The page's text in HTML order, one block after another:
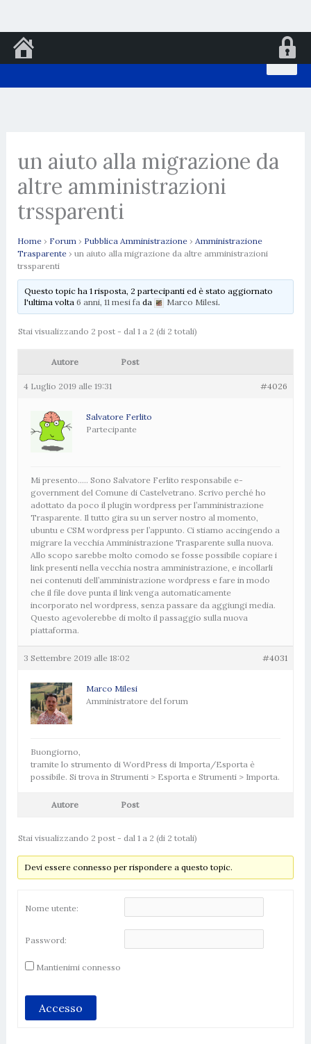
al
un aiuto alla migrazione da
altre amministrazioni
trssparenti
Home › Forum › Pubblica Amministrazione › Amministrazione
Trasparente › un aiuto alla migrazione da altre amministrazioni
trssparenti
Questo topic ha 1 risposta, 2 partecipanti ed è stato aggiornato
l'ultima volta 6 anni, 11 mesi fada Marco Milesi.
Stai visualizzando 2 post - dal 1 a 2 (di 2 totali)
Autore Post
4 Luglio 2019 alle 19:31 #4026
Salvatore Ferlito
Partecipante
Mi presento….. Sono Salvatore Ferlito responsabile e-
government del Comune di Castelvetrano. Scrivo perché ho
adottato da poco il plugin wordpress per l’amministrazione
Trasparente. Il tutto gira su un server nostro al momento,
ubuntu e CSM wordpress per l’appunto. Ci stiamo accingendo a
migrare la vecchia Amministrazione Trasparente sulla nuova.
Allo scopo sarebbe molto comodo se fosse possibile copiare i
link presenti nella vecchia nostra amministrazione, e incollarli
nei contenuti dell’amministrazione wordpress e fare in modo
che il file dove punta il link venga automaticamente
incorporato nel wordpress, senza passare da aggiungi media.
Questo agevolerebbe di molto il passaggio sulla nuova
piattaforma.
3 Settembre 2019 alle 18:02 #4031
Marco Milesi
Amministratore del forum
Buongiorno,
tramite lo strumento di WordPress di Importa/Esporta è
possibile. Si trova in Strumenti > Esporta e Strumenti > Importa.
Autore Post
Stai visualizzando 2 post - dal 1 a 2 (di 2 totali)
Devi essere connesso per rispondere a questo topic.
Nome utente:
Password:
Mantienimi connesso
Accesso